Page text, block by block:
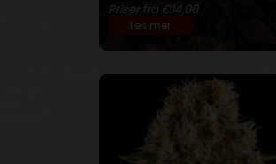
Priser fra €14.00
Les mer